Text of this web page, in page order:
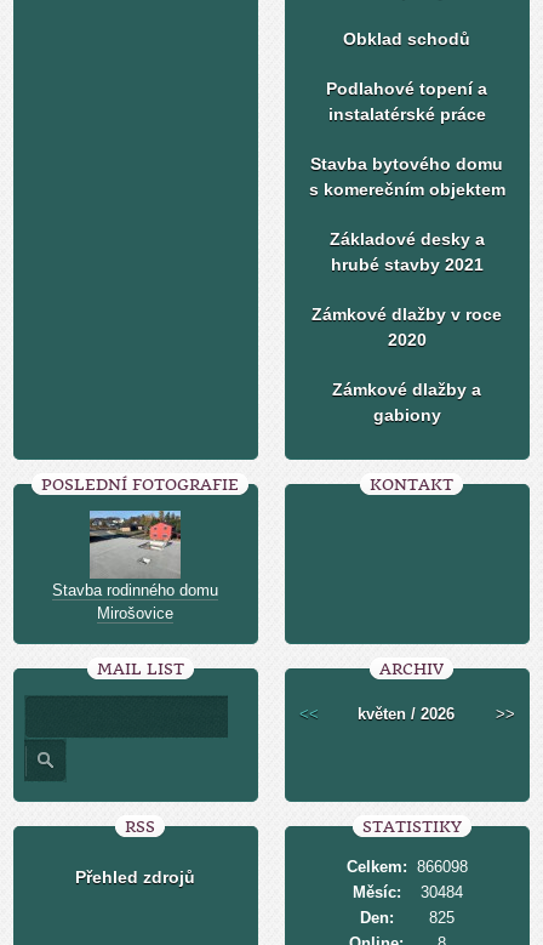
Obklad schodů
Podlahové topení a
instalatérské práce
Stavba bytového domu
s komerečním objektem
Základové desky a
hrubé stavby 2021
Zámkové dlažby v roce
2020
Zámkové dlažby a
gabiony
POSLEDNÍ FOTOGRAFIE
Stavba rodinného domu
Mirošovice
KONTAKT
MAIL LIST ARCHIV
<< květen / 2026 >>
RSS
Přehled zdrojů
STATISTIKY
Celkem: 866098
Měsíc:
30484
Den:
825